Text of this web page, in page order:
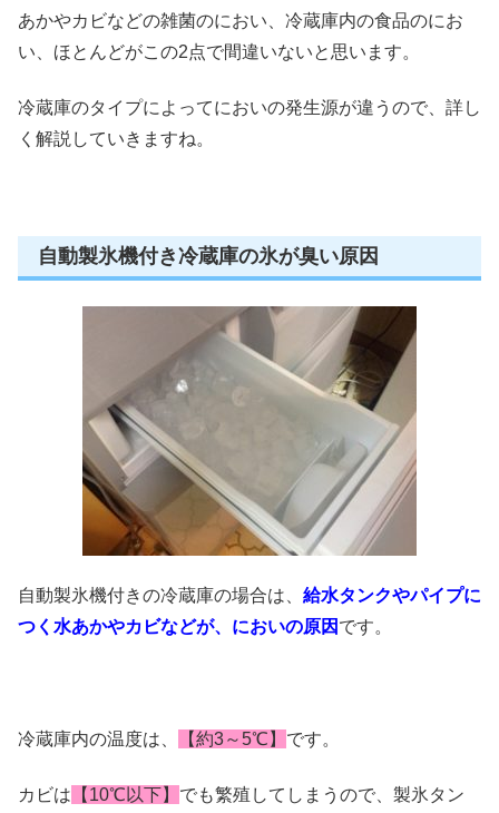
あかやカビなどの雑菌のにおい
冷蔵庫内の食品のにお
い 、ほとんどがこの2点で間違いないと思います。
冷蔵庫のタイプによってにおいの発生源が違うので、詳し
く解説していきますね。
自動製氷機付き冷蔵庫の氷が臭い原因
自動製氷機付きの冷蔵庫の場合は、 給水タンクやパイプに
つく水あかやカビなどが、においの原因 です。
冷蔵庫内の温度は、 【約3～5℃】 です。
カビは 【10℃以下】 でも繁殖してしまうので、製氷タン